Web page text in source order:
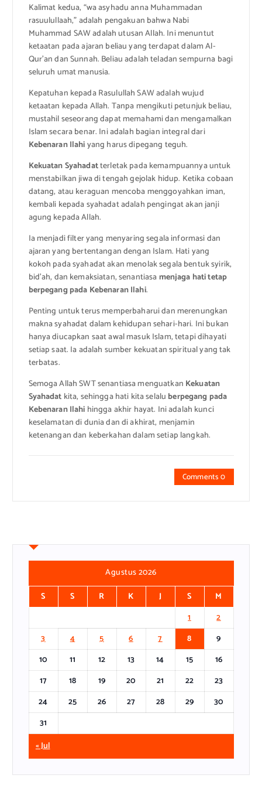
Kalimat kedua, “wa asyhadu anna Muhammadan
rasuulullaah,” adalah pengakuan bahwa Nabi
Muhammad SAW adalah utusan Allah. Ini menuntut
ketaatan pada ajaran beliau yang terdapat dalam Al-
Qur’an dan Sunnah. Beliau adalah teladan sempurna bagi
seluruh umat manusia.
Kepatuhan kepada Rasulullah SAW adalah wujud
ketaatan kepada Allah. Tanpa mengikuti petunjuk beliau,
mustahil seseorang dapat memahami dan mengamalkan
Islam secara benar. Ini adalah bagian integral dari
Kebenaran Ilahiyang harus dipegang teguh.
Kekuatan Syahadatterletak pada kemampuannya untuk
menstabilkan jiwa di tengah gejolak hidup. Ketika cobaan
datang, atau keraguan mencoba menggoyahkan iman,
kembali kepada syahadat adalah pengingat akan janji
agung kepada Allah.
Ia menjadi filter yang menyaring segala informasi dan
ajaran yang bertentangan dengan Islam. Hati yang
kokoh pada syahadat akan menolak segala bentuk syirik,
bid’ah, dan kemaksiatan, senantiasamenjaga hati tetap
berpegang pada Kebenaran Ilahi.
Penting untuk terus memperbaharui dan merenungkan
makna syahadat dalam kehidupan sehari-hari. Ini bukan
hanya diucapkan saat awal masuk Islam, tetapi dihayati
setiap saat. Ia adalah sumber kekuatan spiritual yang tak
terbatas.
Semoga Allah SWT senantiasa menguatkan Kekuatan
Syahadat kita, sehingga hati kita selalu berpegang pada
Kebenaran Ilahi hingga akhir hayat. Ini adalah kunci
keselamatan di dunia dan di akhirat, menjamin
ketenangan dan keberkahan dalam setiap langkah.
Comments 0
Agustus 2026
S
S R K J S
M
1
2
3
4 5 6 7 8
9
10
11 12 13 14 15
16
17
18 19 20 21 22
23
24
25 26 27 28 29
30
31
« Jul